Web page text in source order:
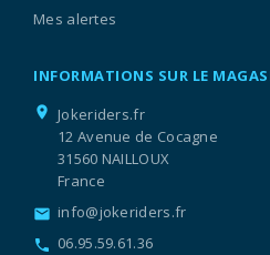
Mes alertes
INFORMATIONS SUR LE
location_on
Jokeriders.fr
12 Avenue de Cocagne
31560 NAILLOUX
France
email info@jokeriders.fr
call 06.95.59.61.36